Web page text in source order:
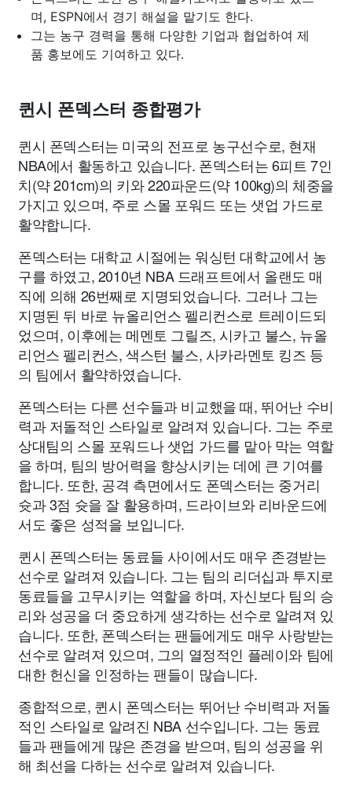
며, ESPN에서 경기 해설을 맡기도 한다.
그는 농구 경력을 통해 다양한 기업과 협업하여 제
품 홍보에도 기여하고 있다.
퀸시 폰덱스터 종합평가
퀸시 폰덱스터는 미국의 전프로 농구선수로, 현재
NBA에서 활동하고 있습니다. 폰덱스터는 6피트 7인
치(약 201cm)의 키와 220파운드(약 100kg)의 체중을
가지고 있으며, 주로 스몰 포워드 또는 샛업 가드로
활약합니다.
폰덱스터는 대학교 시절에는 워싱턴 대학교에서 농
구를 하였고, 2010년 NBA 드래프트에서 올랜도 매
직에 의해 26번째로 지명되었습니다. 그러나 그는
지명된 뒤 바로 뉴올리언스 펠리컨스로 트레이드되
었으며, 이후에는 메멘토 그릴즈, 시카고 불스, 뉴올
리언스 펠리컨스, 색스턴 불스, 사카라멘토 킹즈 등
의 팀에서 활약하였습니다.
폰덱스터는 다른 선수들과 비교했을 때, 뛰어난 수비
력과 저돌적인 스타일로 알려져 있습니다. 그는 주로
상대팀의 스몰 포워드나 샛업 가드를 맡아 막는 역할
을 하며, 팀의 방어력을 향상시키는 데에 큰 기여를
합니다. 또한, 공격 측면에서도 폰덱스터는 중거리
슛과 3점 슛을 잘 활용하며, 드라이브와 리바운드에
서도 좋은 성적을 보입니다.
퀸시 폰덱스터는 동료들 사이에서도 매우 존경받는
선수로 알려져 있습니다. 그는 팀의 리더십과 투지로
동료들을 고무시키는 역할을 하며, 자신보다 팀의 승
리와 성공을 더 중요하게 생각하는 선수로 알려져 있
습니다. 또한, 폰덱스터는 팬들에게도 매우 사랑받는
선수로 알려져 있으며, 그의 열정적인 플레이와 팀에
대한 헌신을 인정하는 팬들이 많습니다.
종합적으로, 퀸시 폰덱스터는 뛰어난 수비력과 저돌
적인 스타일로 알려진 NBA 선수입니다. 그는 동료
들과 팬들에게 많은 존경을 받으며, 팀의 성공을 위
해 최선을 다하는 선수로 알려져 있습니다.